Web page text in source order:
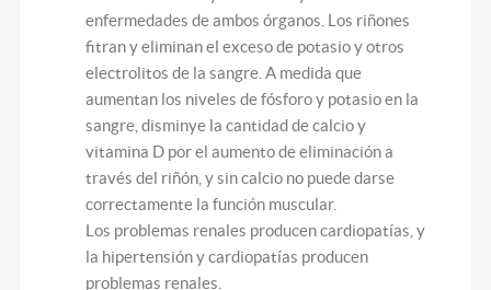
enfermedades de ambos órganos. Los riñones
fitran y eliminan el exceso de potasio y otros
electrolitos de la sangre. A medida que
aumentan los niveles de fósforo y potasio en la
sangre, disminye la cantidad de calcio y
vitamina D por el aumento de eliminación a
través del riñón, y sin calcio no puede darse
correctamente la función muscular.
Los problemas renales producen cardiopatías, y
la hipertensión y cardiopatías producen
problemas renales.